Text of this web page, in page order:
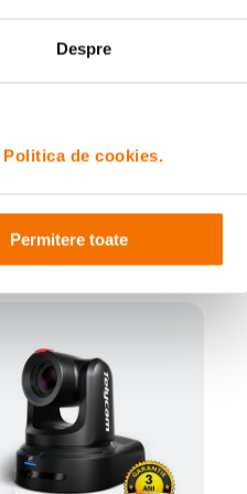
Despre
Politica de cookies.
Permitere toate
Vision+ Camera PTZ
NDI USB Zoom Optic